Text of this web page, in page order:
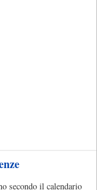
secondo il calendario